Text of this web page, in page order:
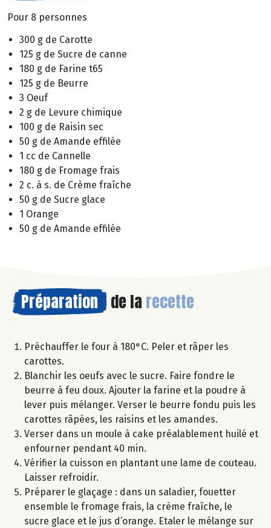
Pour 8 personnes
300 g de Carotte
125 g de Sucre de canne
180 g de Farine t65
125 g de Beurre
3 Oeuf
2 g de Levure chimique
100 g de Raisin sec
50 g de Amande effilée
1 cc de Cannelle
180 g de Fromage frais
2 c. à s. de Crème fraîche
50 g de Sucre glace
1 Orange
50 g de Amande effilée
Préparation de la recette
Préchauffer le four à 180°C. Peler et râper les
carottes.
Blanchir les oeufs avec le sucre. Faire fondre le
beurre à feu doux. Ajouter la farine et la poudre à
lever puis mélanger. Verser le beurre fondu puis les
carottes râpées, les raisins et les amandes.
Verser dans un moule à cake préalablement huilé et
enfourner pendant 40 min.
Vérifier la cuisson en plantant une lame de couteau.
Laisser refroidir.
Préparer le glaçage : dans un saladier, fouetter
ensemble le fromage frais, la crème fraîche, le
sucre glace et le jus d’orange. Etaler le mélange sur